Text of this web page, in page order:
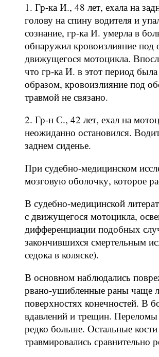
1. Гр-ка И., 48 лет, ехала на
голову на спину водителя и
сознание, гр-ка И. умерла в
обнаружил кровоизлияние под
движущегося мотоцикла.
что гр-ка И. в этот период
образом, кровоизлияние под
травмой не связано.
2. Гр-н С., 42 лет, ехал на
неожиданно остановился.
заднем сиденье.
При судебно-медицинском
мозговую оболочку, которое
В судебно-медицинской
с движущегося мотоцикла,
дифференциации подобных
закончившихся смертельным
седока в коляске).
В основном наблюдались
рвано-ушибленные раны чаще
поверхностях конечностей. В
вдавлений и трещин.
редко больше. Остальные
травмировались сравнительно